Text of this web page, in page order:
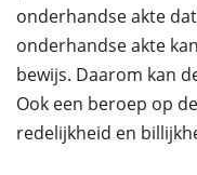
onderhandse akte
onderhandse akte
bewijs. Daarom kan
Ook een beroep op
redelijkheid en